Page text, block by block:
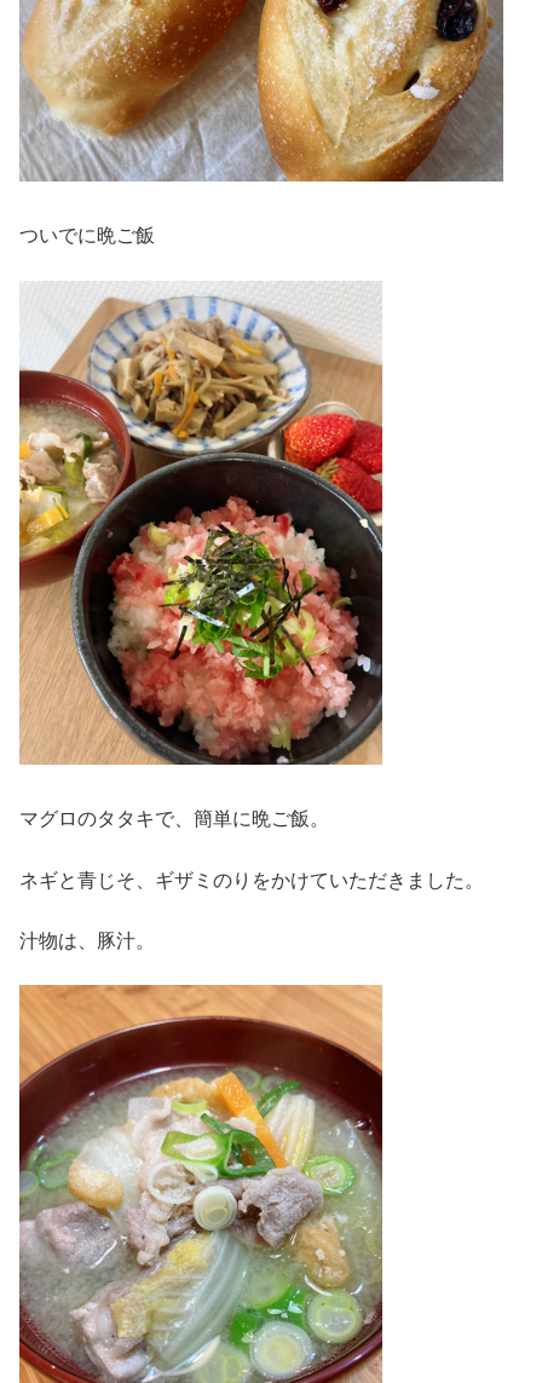
ついでに晩ご飯
マグロのタタキで、簡単に晩ご飯。
ネギと青じそ、ギザミのりをかけていただきました。
汁物は、豚汁。